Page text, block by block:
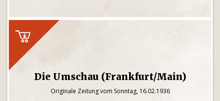
Die Umschau (Frankfurt/Main)
Originale Zeitung vom Sonntag, 16.02.1936